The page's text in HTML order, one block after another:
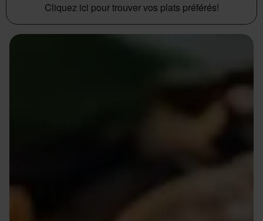
Cliquez ici pour trouver vos plats préférés!